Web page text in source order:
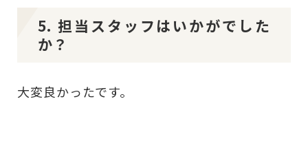
5. 担当スタッフはいかがでした
か？
大変良かったです。